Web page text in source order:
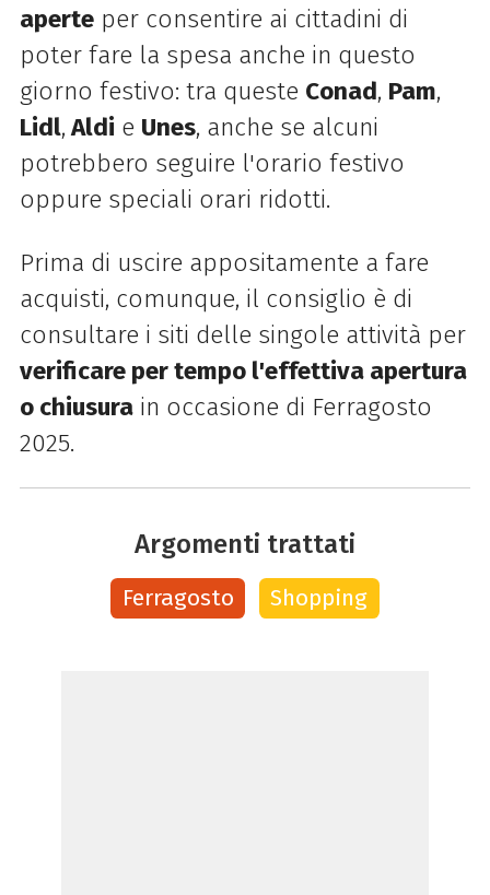
aperteper consentire ai cittadini di
poter fare la spesa anche in questo
giorno festivo: tra queste Conad, Pam,
Lidl,Aldi e Unes, anche se alcuni
potrebbero seguire l'orario festivo
oppure speciali orari ridotti.
Prima di uscire appositamente a fare
acquisti, comunque, il consiglio è di
consultare i siti delle singole attività per
verificare per tempo l'effettiva apertura
o chiusurain occasione di Ferragosto
2025.
Argomenti trattati
Ferragosto Shopping